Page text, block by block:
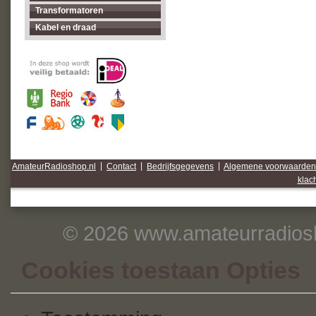
Transformatoren
Kabel en draad
AmateurRadioshop.nl Contact Bedrijfsgegevens
Algemene voorwaarden
© 2026
Cookies toestaan Opties